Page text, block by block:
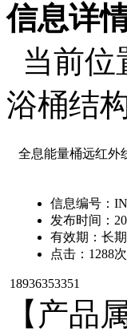
信息详
当前位
浴桶结
全息能量桶远红外
信息编号：
发布时间：
有效期： 长
点击： 1288次
18936353351
【产品